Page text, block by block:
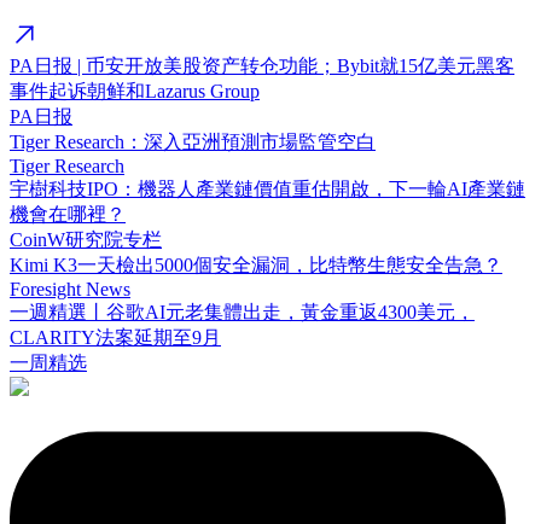
PA日报 | 币安开放美股资产转仓功能；Bybit就15亿美元黑客
事件起诉朝鲜和Lazarus Group
PA日报
Tiger Research：深入亞洲預測市場監管空白
Tiger Research
宇樹科技IPO：機器人產業鏈價值重估開啟，下一輪AI產業鏈
機會在哪裡？
CoinW研究院专栏
Kimi K3一天檢出5000個安全漏洞，比特幣生態安全告急？
Foresight News
一週精選丨谷歌AI元老集體出走，黃金重返4300美元，
CLARITY法案延期至9月
一周精选